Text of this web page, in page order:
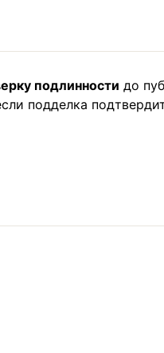
подлинности до
подделка